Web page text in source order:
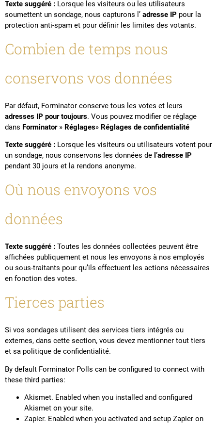
Texte suggéré : Lorsque les visiteurs ou les utilisateurs
soumettent un sondage, nous capturons l’ adresse IP pour la
protection anti-spam et pour définir les limites des votants.
Combien de temps nous
conservons vos données
Par défaut, Forminator conserve tous les votes et leurs
adresses IP pour toujours. Vous pouvez modifier ce réglage
dans Forminator» Réglages» Réglages de confidentialité
Texte suggéré : Lorsque les visiteurs ou utilisateurs votent pour
un sondage, nous conservons les données de l’adresse IP
pendant 30 jours et la rendons anonyme.
Où nous envoyons vos
données
Texte suggéré : Toutes les données collectées peuvent être
affichées publiquement et nous les envoyons à nos employés
ou sous-traitants pour qu’ils effectuent les actions nécessaires
en fonction des votes.
Tierces parties
Si vos sondages utilisent des services tiers intégrés ou
externes, dans cette section, vous devez mentionner tout tiers
et sa politique de confidentialité.
By default Forminator Polls can be configured to connect with
these third parties:
Akismet. Enabled when you installed and configured
Akismet on your site.
Zapier. Enabled when you activated and setup Zapier on